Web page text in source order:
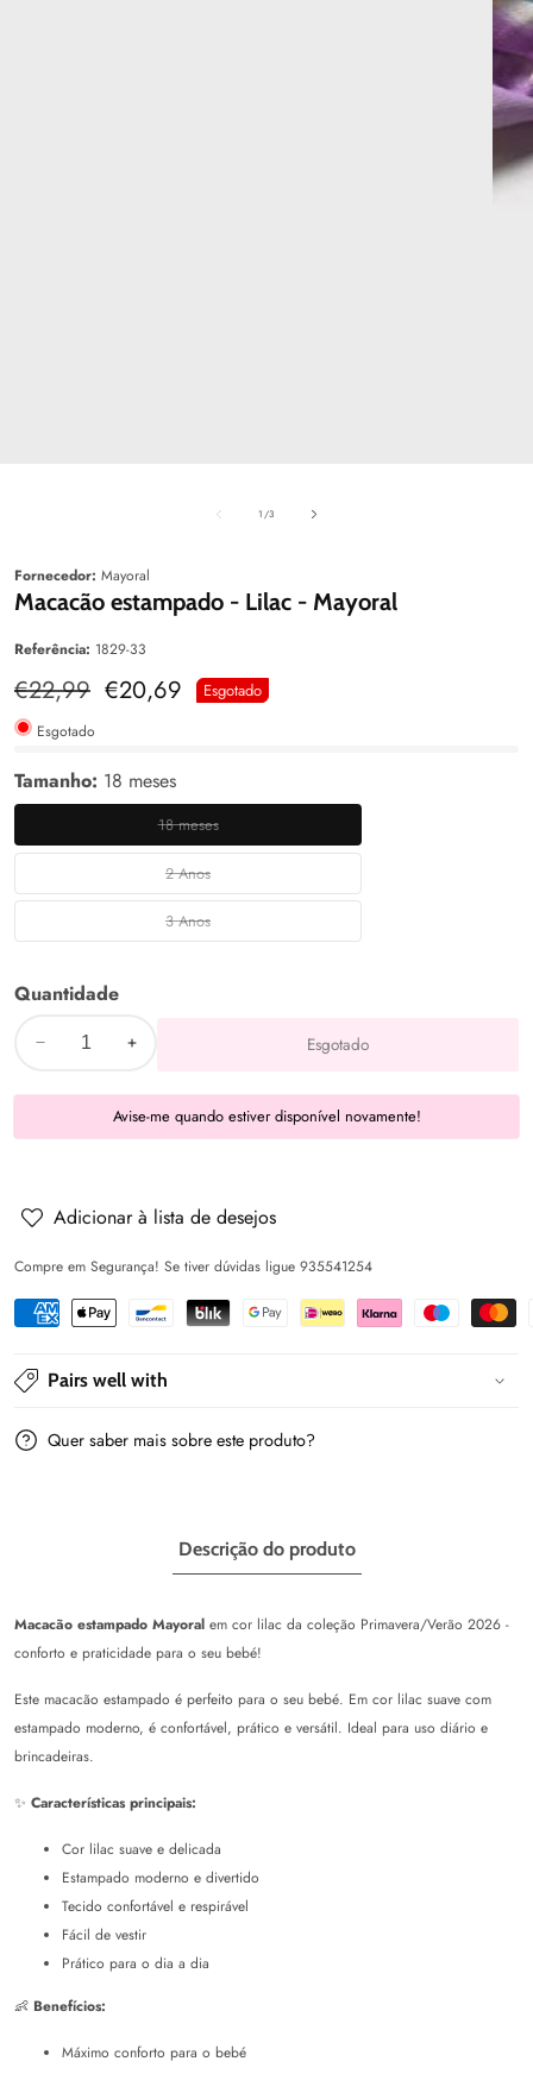
1 /de3
Fornecedor: Mayoral
Macacão estampado - Lilac - Mayoral
Referência: 1829-33
Preço
normal
€22,99 Preço
€20,69 Esgotado
Esgotado
Tamanho: 18 meses
18 meses
18
meses
2 Anos
2
Anos
3 Anos
Quantidade
Diminuir
estampado
Lilac
-
Mayoral
Aumentar
quantidade
estampado
Lilac
Esgotado
Avise-me quando estiver disponível novamente!
Adicionar à lista de desejos
Compre em Segurança! Se tiver dúvidas ligue 935541254
Pairs well with
Quer saber mais sobre este produto?
Descrição do produto
Macacão estampado Mayoral em cor lilac da coleção Primavera/Verão 2026 -
conforto e praticidade para o seu bebé!
Este macacão estampado é perfeito para o seu bebé. Em cor lilac suave com
estampado moderno, é confortável, prático e versátil. Ideal para uso diário e
brincadeiras.
✨ Características principais:
Cor lilac suave e delicada
Estampado moderno e divertido
Tecido confortável e respirável
Fácil de vestir
Prático para o dia a dia
👶 Benefícios:
Máximo conforto para o bebé